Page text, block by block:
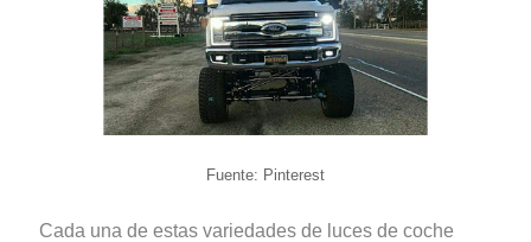
Fuente: Pinterest
Cada una de estas variedades de luces de coche